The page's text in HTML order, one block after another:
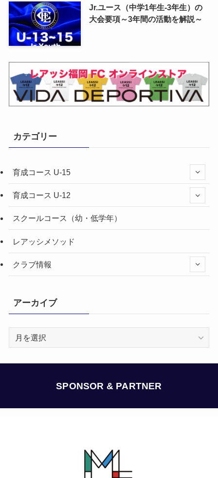
Jr.ユース（中学1年生-3年生）の
大会要項～3年間の活動を解説～
カテゴリー
育成コース U-15
育成コース U-12
スクールコース（幼・低学年）
レアッシメソッド
クラブ情報
アーカイブ
SPONSOR & PARTNER